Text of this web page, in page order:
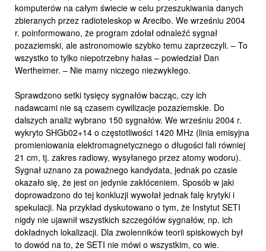
komputerów na całym świecie w celu przeszukiwania danych
zbieranych przez radioteleskop w Arecibo. We wrześniu 2004
r. poinformowano, że program zdołał odnaleźć sygnał
pozaziemski, ale astronomowie szybko temu zaprzeczyli. – To
wszystko to tylko niepotrzebny hałas – powiedział Dan
Wertheimer. – Nie mamy niczego niezwykłego.
Sprawdzono setki tysięcy sygnałów bacząc, czy ich
nadawcami nie są czasem cywilizacje pozaziemskie. Do
dalszych analiz wybrano 150 sygnałów. We wrześniu 2004 r.
wykryto SHGb02+14 o częstotliwości 1420 MHz (linia emisyjna
promieniowania elektromagnetycznego o długości fali równiej
21 cm, tj. zakres radiowy, wysyłanego przez atomy wodoru).
Sygnał uznano za poważnego kandydata, jednak po czasie
okazało się, że jest on jedynie zakłóceniem. Sposób w jaki
doprowadzono do tej konkluzji wywołał jednak falę krytyki i
spekulacji. Na przykład dyskutowano o tym, że Instytut SETI
nigdy nie ujawnił wszystkich szczegółów sygnałów, np. ich
dokładnych lokalizacji. Dla zwolenników teorii spiskowych był
to dowód na to, że SETI nie mówi o wszystkim, co wie.